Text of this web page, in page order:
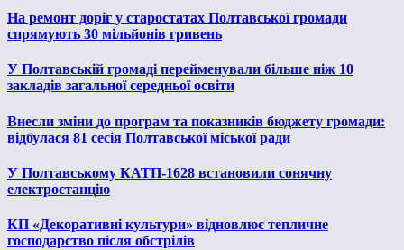
На ремонт доріг у старостатах Полтавської громади
спрямують 30 мільйонів гривень
У Полтавській громаді перейменували більше ніж 10
закладів загальної середньої освіти
Внесли зміни до програм та показників бюджету громади:
відбулася 81 сесія Полтавської міської ради
У Полтавському КАТП-1628 встановили сонячну
електростанцію
КП «Декоративні культури» відновлює тепличне
господарство після обстрілів